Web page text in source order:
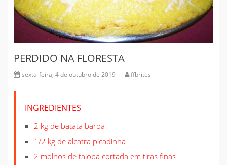
PERDIDO NA FLORESTA
sexta-feira, 4 de outubro de 2019 ffbrites
INGREDIENTES
2 kg de batata baroa
1/2 kg de alcatra picadinha
2 molhos de taioba cortada em tiras finas